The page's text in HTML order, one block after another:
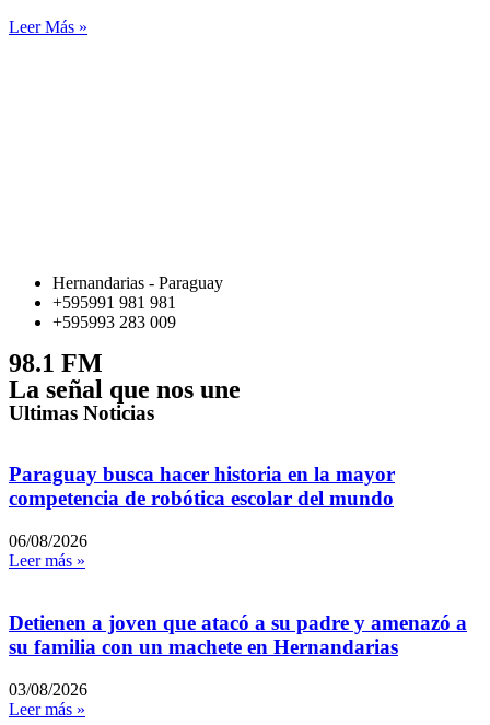
Leer Más »
Hernandarias - Paraguay
+595991 981 981
+595993 283 009
98.1 FM
La señal que nos une
Ultimas Noticias
Paraguay busca hacer historia en la mayor
competencia de robótica escolar del mundo
06/08/2026
Leer más »
Detienen a joven que atacó a su padre y amenazó a
su familia con un machete en Hernandarias
03/08/2026
Leer más »